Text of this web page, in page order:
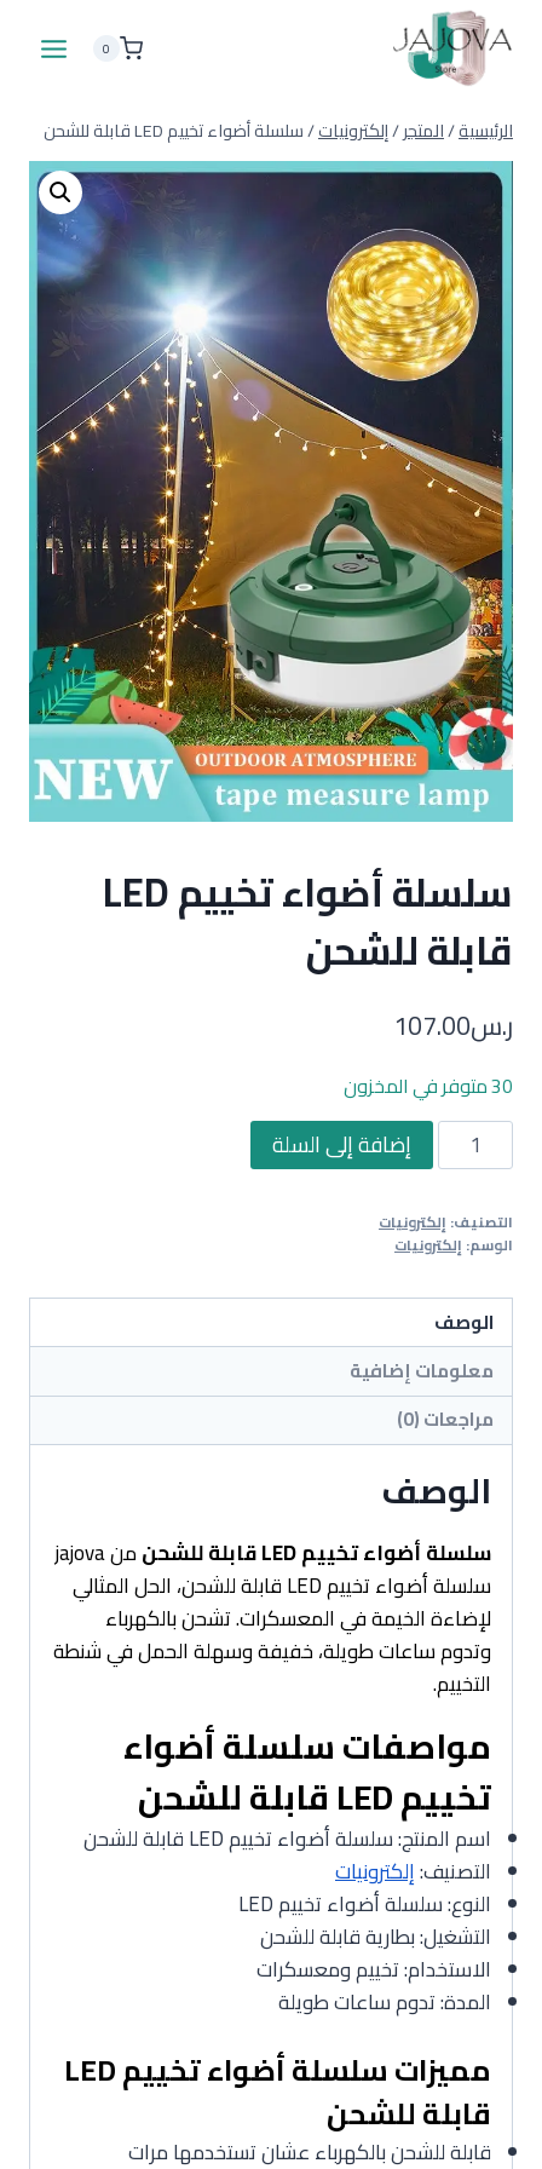
المحتوى
0
الرئيسية/المتجر/إلكترونيات/سلسلة أضواء تخييم LED قابلة للشحن
سلسلة أضواء تخييم LED
قابلة للشحن
ر.س107.00
30 متوفر في المخزون
كمية
سلسلة
تخييم
LED
قابلة
للشحن
إضافة إلى السلة
التصنيف: إلكترونيات
الوسم: إلكترونيات
الوصف
معلومات إضافية
مراجعات (0)
الوصف
سلسلة أضواء تخييم LED قابلة للشحن
من jajova
سلسلة أضواء تخييم LED قابلة للشحن، الحل المثالي
لإضاءة الخيمة في المعسكرات. تشحن بالكهرباء
وتدوم ساعات طويلة، خفيفة وسهلة الحمل في شنطة
التخييم.
مواصفات سلسلة أضواء
تخييم LED قابلة للشحن
اسم المنتج: سلسلة أضواء تخييم LED قابلة للشحن
التصنيف:إلكترونيات
النوع: سلسلة أضواء تخييم LED
التشغيل: بطارية قابلة للشحن
الاستخدام: تخييم ومعسكرات
المدة: تدوم ساعات طويلة
مميزات سلسلة أضواء تخييم LED
قابلة للشحن
قابلة للشحن بالكهرباء عشان تستخدمها مرات